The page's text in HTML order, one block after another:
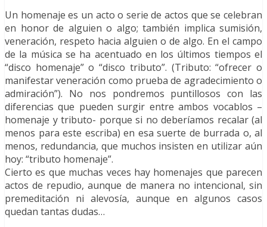
Un homenaje es un acto o serie de actos que se celebran
en honor de alguien o algo; también implica sumisión,
veneración, respeto hacia alguien o de algo. En el campo
de la música se ha acentuado en los últimos tiempos el
“disco homenaje” o “disco tributo”. (Tributo: “ofrecer o
manifestar veneración como prueba de agradecimiento o
admiración”). No nos pondremos puntillosos con las
diferencias que pueden surgir entre ambos vocablos –
homenaje y tributo- porque si no deberíamos recalar (al
menos para este escriba) en esa suerte de burrada o, al
menos, redundancia, que muchos insisten en utilizar aún
hoy: “tributo homenaje”.
Cierto es que muchas veces hay homenajes que parecen
actos de repudio, aunque de manera no intencional, sin
premeditación ni alevosía, aunque en algunos casos
quedan tantas dudas…